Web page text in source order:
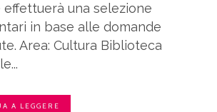
effettuerà una selezione
in base alle domande
Area: Cultura Biblioteca
A LEGGERE